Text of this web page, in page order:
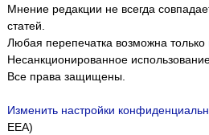
Мнение редакции не всегда
статей.
Любая перепечатка возможна только
Несанкционированное
Все права защищены.
Изменить настройки
EEA)